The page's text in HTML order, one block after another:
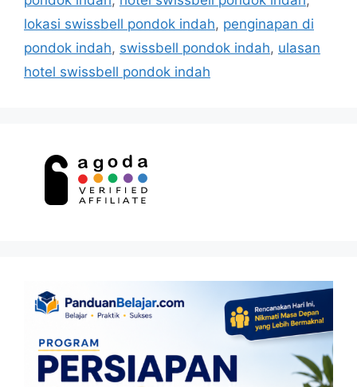
lokasi swissbell pondok indah, penginapan di
pondok indah, swissbell pondok indah, ulasan
hotel swissbell pondok indah